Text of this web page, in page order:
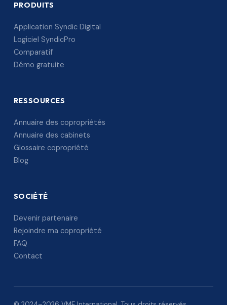
PRODUITS
Application Syndic Digital
Logiciel SyndicPro
Comparatif
Démo gratuite
RESSOURCES
Annuaire des copropriétés
Annuaire des cabinets
Glossaire copropriété
Blog
SOCIÉTÉ
Devenir partenaire
Rejoindre ma copropriété
FAQ
Contact